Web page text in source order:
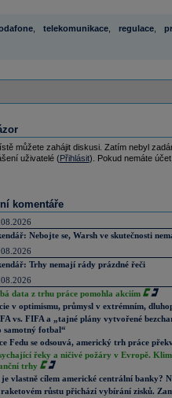
, telekomunikace, regulace,
můžete zahájit diskusi. Zatím nebyl
uživatelé (Přihlásit). Pokud nemáte
komentáře
Nebojte se, Warsh ve skutečnosti
Trhy nemají rády prázdné řeči
data z trhu práce pomohla akciím
v optimismu, průmysl v extrémním,
vs. FIFA a „tajné plány vytvořené
samotný fotbal“
Fedu se odsouvá, americký trh práce
řeky a ničivé požáry v Evropě.
trhy
je vlastně cílem americké centrální banky?
růstu přichází vybírání zisků.